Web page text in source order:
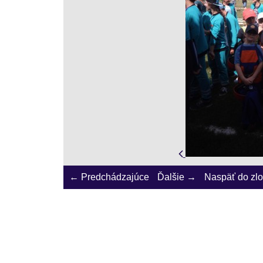
← Predchádzajúce Ďalšie → Naspäť do